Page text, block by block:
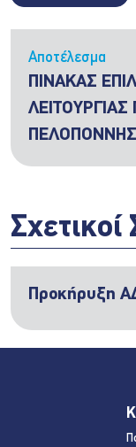
Αποτέλεσμα
ΠΙΝΑΚΑΣ
ΛΕΙΤΟΥΡΓΙΑΣ
Σχετικοί
Προκήρυξη